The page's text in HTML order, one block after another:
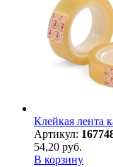
Клейкая лента
Артикул:
54,20 руб.
В корзину